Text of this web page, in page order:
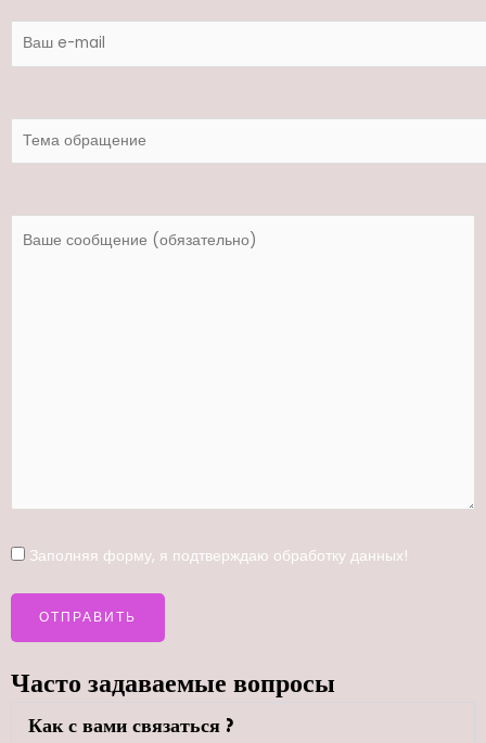
Заполняя форму, я подтверждаю обработку данных!
Часто задаваемые вопросы
Как с вами связаться ?